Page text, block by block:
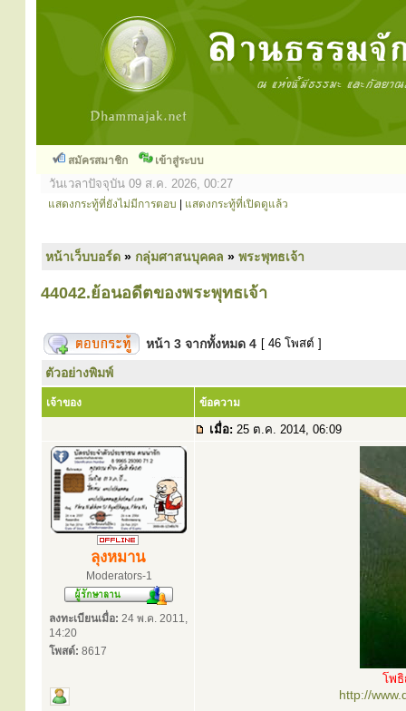
สมัครสมาชิก เข้าสู่ระบบ
วันเวลาปัจจุบัน 09 ส.ค. 2026, 00:27
แสดงกระทู้ที่ยังไม่มีการตอบ แสดงกระทู้ที่เปิดดูแล้ว
หน้าเว็บบอร์ด » กลุ่มศาสนบุคคล » พระพุทธเจ้า
44042.ย้อนอดีตของพระพุทธเจ้า
หน้า 3 จากทั้งหมด 4 [ 46 โพสต์ ]
ตัวอย่างพิมพ์
เจ้าของ ข้อความ
เมื่อ: 25 ต.ค. 2014, 06:09
ลุงหมาน
Moderators-1
ลงทะเบียนเมื่อ: 24 พ.ค. 2011,
14:20
โพสต์: 8617
โพ
http://